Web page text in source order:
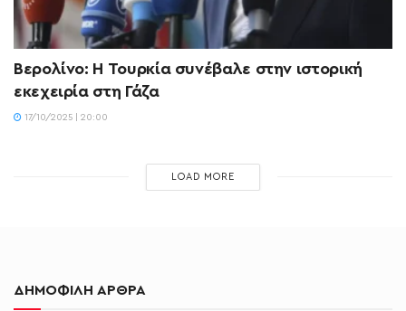
Βερολίνο: Η Τουρκία συνέβαλε στην ιστορική
εκεχειρία στη Γάζα
17/10/2025 | 20:00
LOAD MORE
ΔΗΜΟΦΙΛΗ ΑΡΘΡΑ